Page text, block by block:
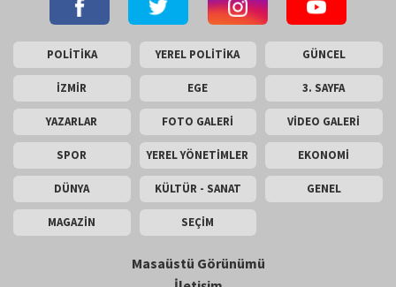
POLİTİKA YEREL POLİTİKA GÜNCEL
İZMİR EGE 3. SAYFA
YAZARLAR FOTO GALERİ VİDEO GALERİ
SPOR YEREL YÖNETİMLER EKONOMİ
DÜNYA KÜLTÜR - SANAT GENEL
MAGAZİN SEÇİM
Masaüstü Görünümü